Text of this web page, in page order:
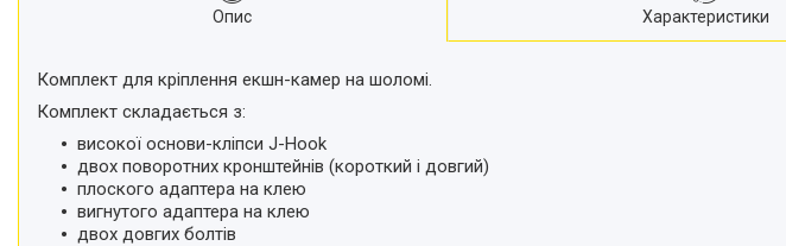
Лінзи-об'єктиви для
Оптика для спостережень
Сумки для студійного
Перехідники для фототехніки і
адаптери
Мікрофони, стійки, пантографи
Опис Характеристики
Комплект для кріплення екшн-камер на шоломі.
Комплект складається з:
високої основи-кліпси J-Hook
двох поворотних кронштейнів (короткий і довгий)
плоского адаптера на клею
вигнутого адаптера на клею
двох довгих болтів